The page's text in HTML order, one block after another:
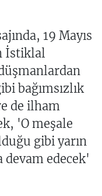
19 Mayıs
İstiklal
bağımsızlık
de ilham
'O meşale
gibi yarın
devam edecek'